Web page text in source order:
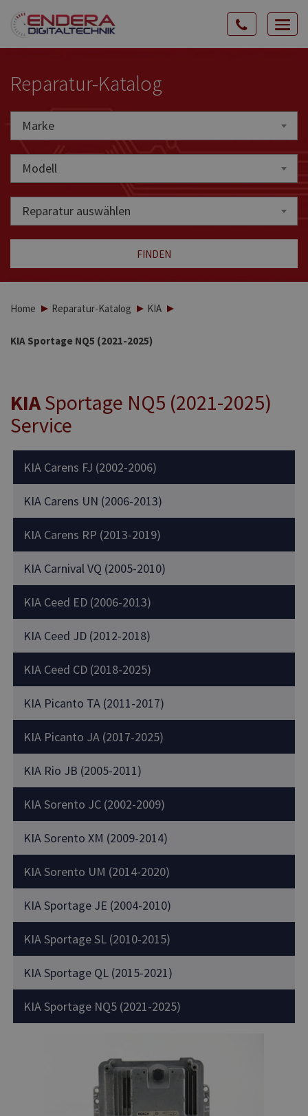
Reparatur-Katalog
MarkeMarke
Modell
Reparatur auswählen
FINDEN
Home Reparatur-Katalog KIA
KIA Sportage NQ5 (2021-2025)
KIASportage NQ5 (2021-2025)
Service
KIA Carens FJ (2002-2006)
KIA Carens UN (2006-2013)
KIA Carens RP (2013-2019)
KIA Carnival VQ (2005-2010)
KIA Ceed ED (2006-2013)
KIA Ceed JD (2012-2018)
KIA Ceed CD (2018-2025)
KIA Picanto TA (2011-2017)
KIA Picanto JA (2017-2025)
KIA Rio JB (2005-2011)
KIA Sorento JC (2002-2009)
KIA Sorento XM (2009-2014)
KIA Sorento UM (2014-2020)
KIA Sportage JE (2004-2010)
KIA Sportage SL (2010-2015)
KIA Sportage QL (2015-2021)
KIA Sportage NQ5 (2021-2025)